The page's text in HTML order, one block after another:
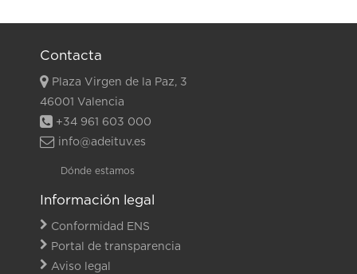
Contacta
Plaza Virgen de la Paz, 3
46001 Valencia
+34 961 603 000
info@adeituv.es
Dónde estamos
Información legal
Conformidad ENS
Portal de transparencia
Aviso legal